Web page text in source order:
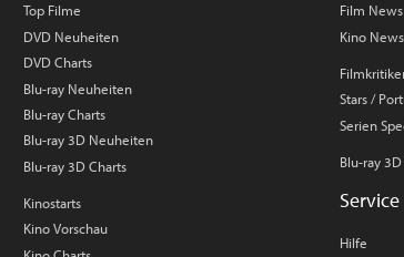
Top Filme
DVD Neuheiten
DVD Charts
Blu-ray Neuheiten
Blu-ray Charts
Blu-ray 3D Neuheiten
Blu-ray 3D Charts
Kinostarts
Kino Vorschau
Film News
Kino News
Stars /
Serien
Blu-ray
Service
Hilfe